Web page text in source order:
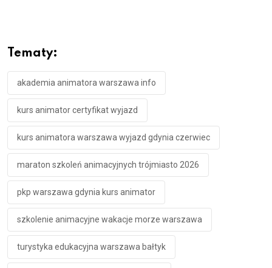
Tematy:
akademia animatora warszawa info
kurs animator certyfikat wyjazd
kurs animatora warszawa wyjazd gdynia czerwiec
maraton szkoleń animacyjnych trójmiasto 2026
pkp warszawa gdynia kurs animator
szkolenie animacyjne wakacje morze warszawa
turystyka edukacyjna warszawa bałtyk